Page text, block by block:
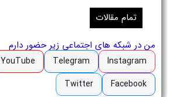
تمام مقالات
من در شبکه های اجتماعی زیر حضور دارم
Instagram
Telegram
YouTube
Facebook
Twitter